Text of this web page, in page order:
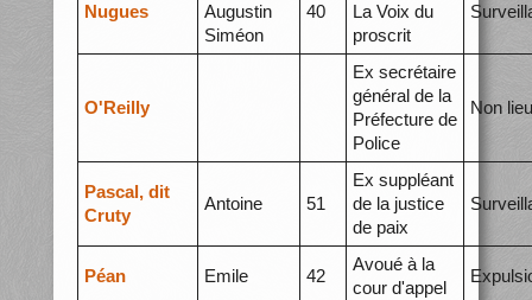
Nugues
Augustin
Siméon
40
La Voix du
proscrit
O'Reilly
Ex secrétaire
général de la
Préfecture de
Police
Non lieu
Pascal, dit
Cruty
Antoine 51
Ex suppléant
de la justice
de paix
Péan Emile 42
Avoué à la
cour d'appel